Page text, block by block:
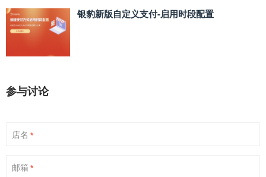
银豹新版自定义支付‑启用时段配置
参与讨论
店名 *
邮箱 *